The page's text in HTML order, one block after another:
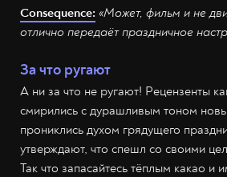
Consequence: «Может, фильм и не
отлично передаёт праздничное
За что ругают
А ни за что не ругают! Рецензенты
смирились с дурашливым тоном
прониклись духом грядущего
утверждают, что спешл со своими
Так что запасайтесь тёплым какао и